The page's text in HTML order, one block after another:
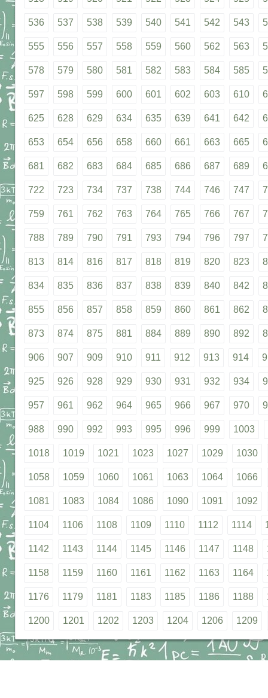
536 537 538 539 540 541 542 543
555 556 557 558 559 560 562 563
578 579 580 581 582 583 584 585
597 598 599 600 601 602 603 610
625 628 629 634 635 639 641 642
653 654 656 658 660 661 663 665
681 682 683 684 685 686 687 689
722 723 734 737 738 744 746 747
759 761 762 763 764 765 766 767
788 789 790 791 793 794 796 797
813 814 816 817 818 819 820 823
834 835 836 837 838 839 840 842
855 856 857 858 859 860 861 862
873 874 875 881 884 889 890 892
906 907 909 910 911 912 913 914
925 926 928 929 930 931 932 934
957 961 962 964 965 966 967 970
988 990 992 993 995 996 999 1003
1018 1019 1021 1023 1027 1029 1030
1058 1059 1060 1061 1063 1064 1066
1081 1083 1084 1086 1090 1091 1092
1104 1106 1108 1109 1110 1112 1114
1142 1143 1144 1145 1146 1147 1148
1158 1159 1160 1161 1162 1163 1164
1176 1179 1181 1183 1185 1186 1188
1200 1201 1202 1203 1204 1206 1209